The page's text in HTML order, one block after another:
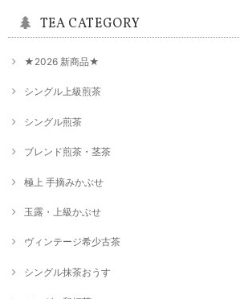
シングル煎茶【つゆひかり】80g
2025/02/17
TEA CATEGORY
★2026 新商品★
シングル上級煎茶
シングル煎茶
ブレンド煎茶・茎茶
極上 手摘みかぶせ
玉露・上級かぶせ
ヴィンテージ希少古茶
シングル抹茶おうす